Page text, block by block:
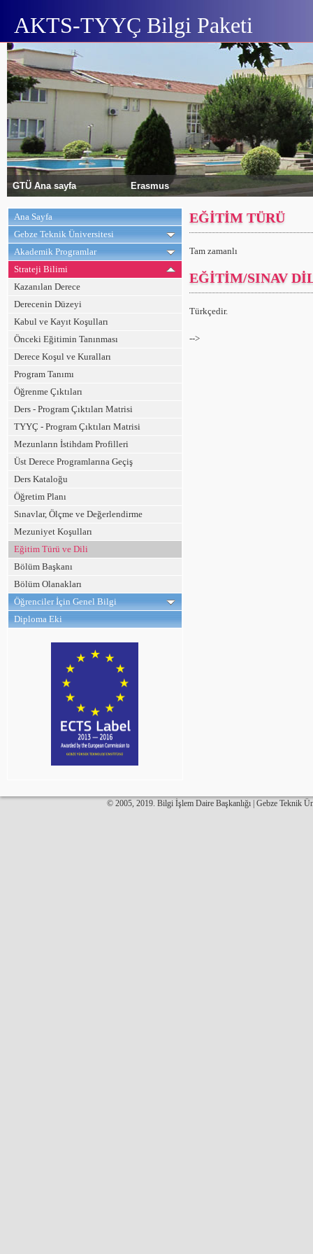
AKTS-TYYÇ Bilgi Paketi
GTÜ Ana sayfa Erasmus
Ana Sayfa
Gebze Teknik Üniversitesi
Akademik Programlar
Strateji Bilimi
Kazanılan Derece
Derecenin Düzeyi
Kabul ve Kayıt Koşulları
Önceki Eğitimin Tanınması
Derece Koşul ve Kuralları
Program Tanımı
Öğrenme Çıktıları
Ders - Program Çıktıları Matrisi
TYYÇ - Program Çıktıları Matrisi
Mezunların İstihdam Profilleri
Üst Derece Programlarına Geçiş
Ders Kataloğu
Öğretim Planı
Sınavlar, Ölçme ve Değerlendirme
Mezuniyet Koşulları
Eğitim Türü ve Dili
Bölüm Başkanı
Bölüm Olanakları
Öğrenciler İçin Genel Bilgi
Diploma Eki
EĞİTİM TÜRÜ
Tam zamanlı
EĞİTİM/SINAV
Türkçedir.
-->
© 2005, 2019. Bilgi İşlem Daire Başkanlığı | Gebze Teknik